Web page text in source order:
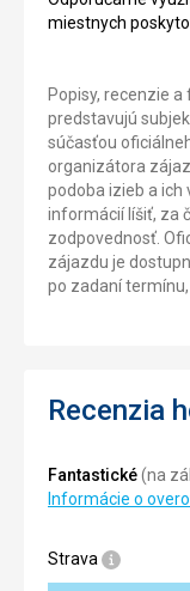
miestnych
Popisy, recenzie
predstavujú
súčasťou
organizátora
podoba izieb a ich
informácií líšiť, za
zodpovednosť.
zájazdu je
po zadaní
Recenzia
Fantastické(na
Informácie o
Strava